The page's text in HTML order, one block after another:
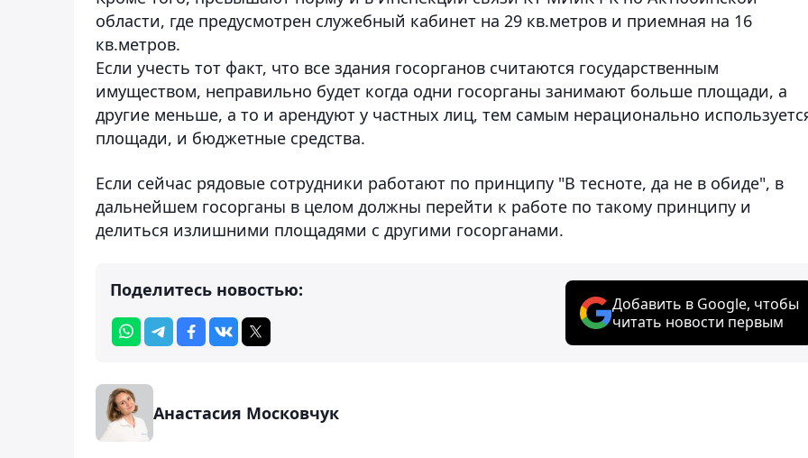
области, где предусмотрен служебный кабинет на 29 кв.метров и приемная на 16
кв.метров.
Если учесть тот факт, что все здания госорганов считаются государственным
имуществом, неправильно будет когда одни госорганы занимают больше площади, а
другие меньше, а то и арендуют у частных лиц, тем самым нерационально
площади, и бюджетные средства.
Если сейчас рядовые сотрудники работают по принципу "В тесноте, да не в обиде", в
дальнейшем госорганы в целом должны перейти к работе по такому принципу и
делиться излишними площадями с другими госорганами.
Поделитесь новостью:
Добавить в Google, чтобы
читать новости первым
Анастасия Московчук